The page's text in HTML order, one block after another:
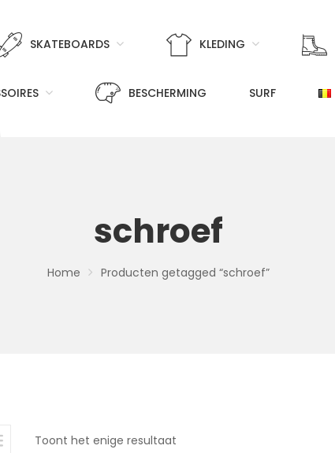
SKATEBOARDS KLEDING
BESCHERMING SURF
schroef
Home Producten getagged “schroef”
Toont het enige resultaat